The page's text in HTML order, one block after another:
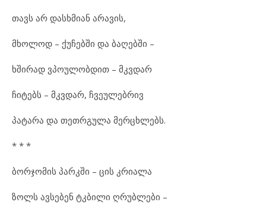
თავს არ დასხმიან არავის,
მხოლოდ – ქუჩებში და ბაღებში –
ხშირად ვპოულობდით – მკვდარ
ჩიტებს – მკვდარ, ჩვეულებრივ
პატარა და თეთრგულა მერცხლებს.
* * *
ბორჯომის პარკში – ცის კრიალა
ზოლს ავსებენ ტკბილი ღრუბლები –